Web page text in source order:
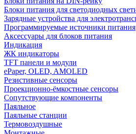
Блоки питания для светодиодных
Зарядные устройства для
Программируемые источники питания
Аксессуары для блоков питания
Индикация
ЖК индикаторы
TFT панели и модули
ePaper, OLED, AMOLED
Резистивные сенсоры
Проекционно-ёмкостные сенсоры
Сопутствующие компоненты
Паяльное
Паяльные станции
Термовоздушные